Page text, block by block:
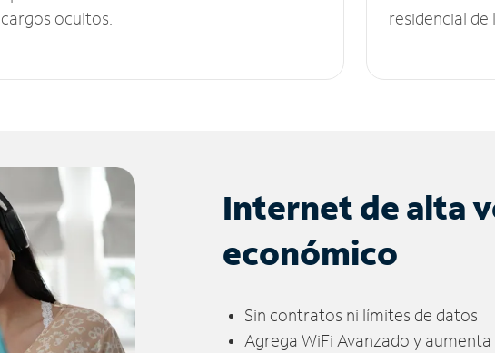
cargos ocultos.
residencial de
Internet de alta
económico
Sin contratos ni límites de datos
Agrega WiFi Avanzado y